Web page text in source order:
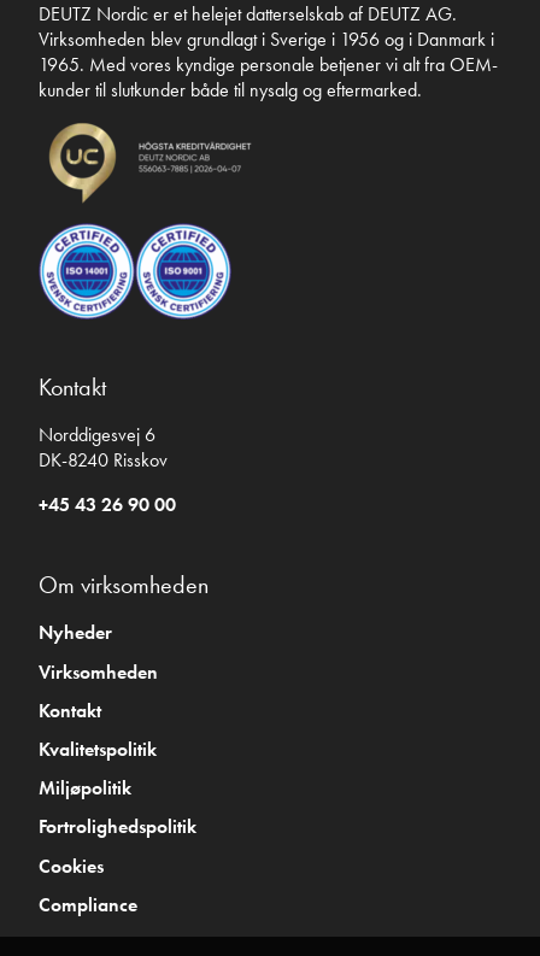
DEUTZ Nordic er et helejet datterselskab af DEUTZ AG.
Virksomheden blev grundlagt i Sverige i 1956 og i Danmark i
1965. Med vores kyndige personale betjener vi alt fra OEM-
kunder til slutkunder både til nysalg og eftermarked.
Kontakt
Norddigesvej 6
DK-8240 Risskov
+45 43 26 90 00
Om virksomheden
Nyheder
Virksomheden
Kontakt
Kvalitetspolitik
Miljøpolitik
Fortrolighedspolitik
Cookies
Compliance